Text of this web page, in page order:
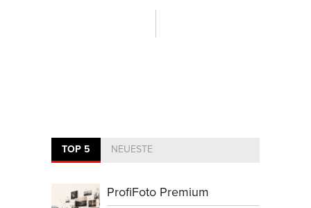
TOP 5 NEUESTE
ProfiFoto Premium